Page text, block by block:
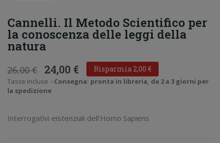
Cannelli. Il Metodo Scientifico per
la conoscenza delle leggi della
natura
26,00 € 24,00 € Risparmia 2,00 €
Tasse incluse
Consegna: pronta in libreria, da 2 a 3 giorni per
la spedizione
Interrogativi eistenziali dell'Homo Sapiens